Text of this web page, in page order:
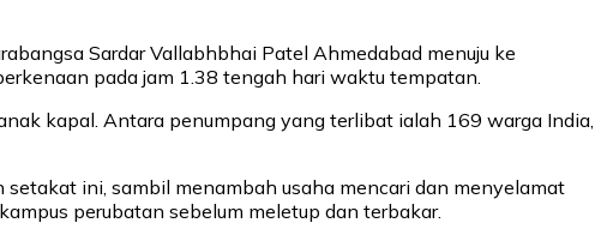
Sardar Vallabhbhai Patel Ahmedabad menuju ke
pada jam 1.38 tengah hari waktu tempatan.
kapal. Antara penumpang yang terlibat ialah 169 warga India,
ini, sambil menambah usaha mencari dan menyelamat
perubatan sebelum meletup dan terbakar.